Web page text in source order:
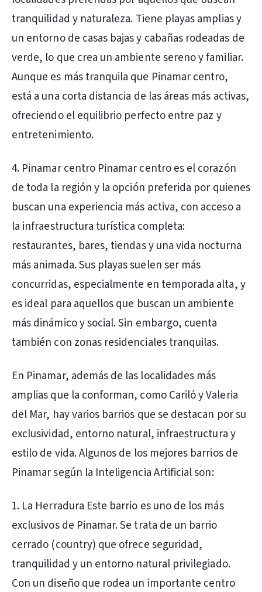
tranquilidad y naturaleza. Tiene playas amplias y
un entorno de casas bajas y cabañas rodeadas de
verde, lo que crea un ambiente sereno y familiar.
Aunque es más tranquila que Pinamar centro,
está a una corta distancia de las áreas más activas,
ofreciendo el equilibrio perfecto entre paz y
entretenimiento.
4. Pinamar centro Pinamar centro es el corazón
de toda la región y la opción preferida por quienes
buscan una experiencia más activa, con acceso a
la infraestructura turística completa:
restaurantes, bares, tiendas y una vida nocturna
más animada. Sus playas suelen ser más
concurridas, especialmente en temporada alta, y
es ideal para aquellos que buscan un ambiente
más dinámico y social. Sin embargo, cuenta
también con zonas residenciales tranquilas.
En Pinamar, además de las localidades más
amplias que la conforman, como Cariló y Valeria
del Mar, hay varios barrios que se destacan por su
exclusividad, entorno natural, infraestructura y
estilo de vida. Algunos de los mejores barrios de
Pinamar según la Inteligencia Artificial son:
1. La Herradura Este barrio es uno de los más
exclusivos de Pinamar. Se trata de un barrio
cerrado (country) que ofrece seguridad,
tranquilidad y un entorno natural privilegiado.
Con un diseño que rodea un importante centro